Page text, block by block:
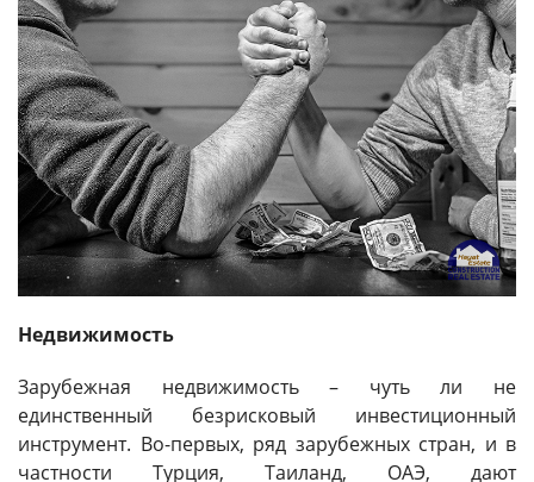
Недвижимость
Зарубежная недвижимость – чуть ли не
единственный безрисковый инвестиционный
инструмент. Во-первых, ряд зарубежных стран, и в
частности Турция, Таиланд, ОАЭ, дают